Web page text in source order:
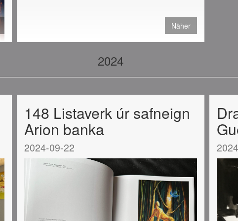
Näher
2024
148 Listaverk úr safneign
Arion banka
2024-09-22